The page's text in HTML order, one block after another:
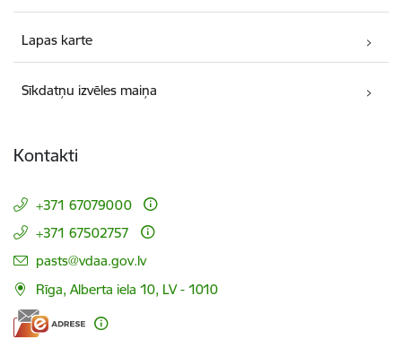
Lapas karte
Sīkdatņu izvēles maiņa
Kontakti
+371 67079000
+371 67502757
E-pasts:
pasts@vdaa.gov.lv
Rīga, Alberta iela 10, LV - 1010